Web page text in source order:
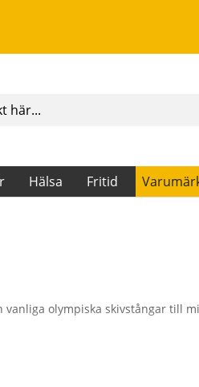
Hälsa Fritid
olympiska skivstångar till